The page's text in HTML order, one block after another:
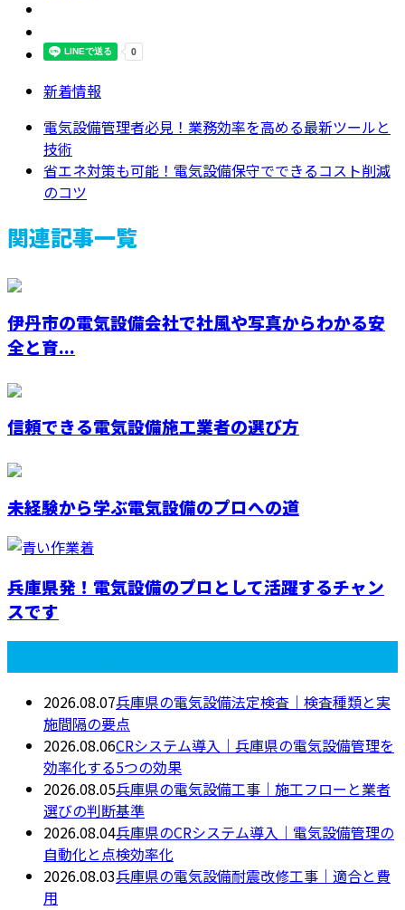
新着情報
電気設備管理者必見！業務効率を高める最新ツールと
技術
省エネ対策も可能！電気設備保守でできるコスト削減
のコツ
関連記事一覧
伊丹市の電気設備会社で社風や写真からわかる安
全と育...
信頼できる電気設備施工業者の選び方
未経験から学ぶ電気設備のプロへの道
兵庫県発！電気設備のプロとして活躍するチャン
スです
2026.08.07兵庫県の電気設備法定検査｜検査種類と実
施間隔の要点
2026.08.06CRシステム導入｜兵庫県の電気設備管理を
効率化する5つの効果
2026.08.05兵庫県の電気設備工事｜施工フローと業者
選びの判断基準
2026.08.04兵庫県のCRシステム導入｜電気設備管理の
自動化と点検効率化
2026.08.03兵庫県の電気設備耐震改修工事｜適合と費
用